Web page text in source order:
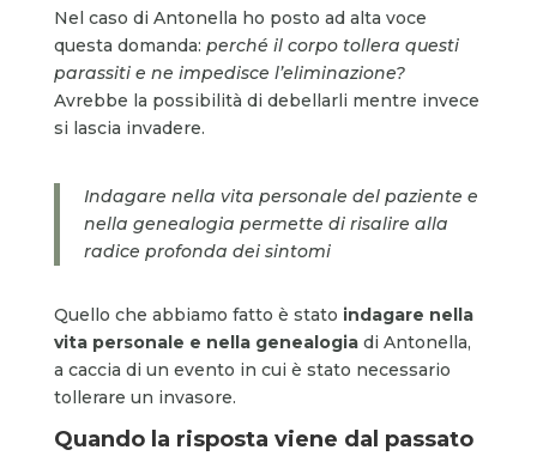
Nel caso di Antonella ho posto ad alta voce
questa domanda: perché il corpo tollera questi
parassiti e ne impedisce l’eliminazione?
Avrebbe la possibilità di debellarli mentre invece
si lascia invadere.
Indagare nella vita personale del paziente e
nella genealogia permette di risalire alla
radice profonda dei sintomi
Quello che abbiamo fatto è stato indagare nella
vita personale e nella genealogiadi Antonella,
a caccia di un evento in cui è stato necessario
tollerare un invasore.
Quando la risposta viene dal passato